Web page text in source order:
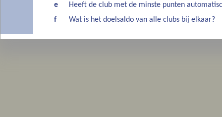
e
Heeft de club met de minste punten
f
Wat is het doelsaldo van alle clubs bij elkaar?